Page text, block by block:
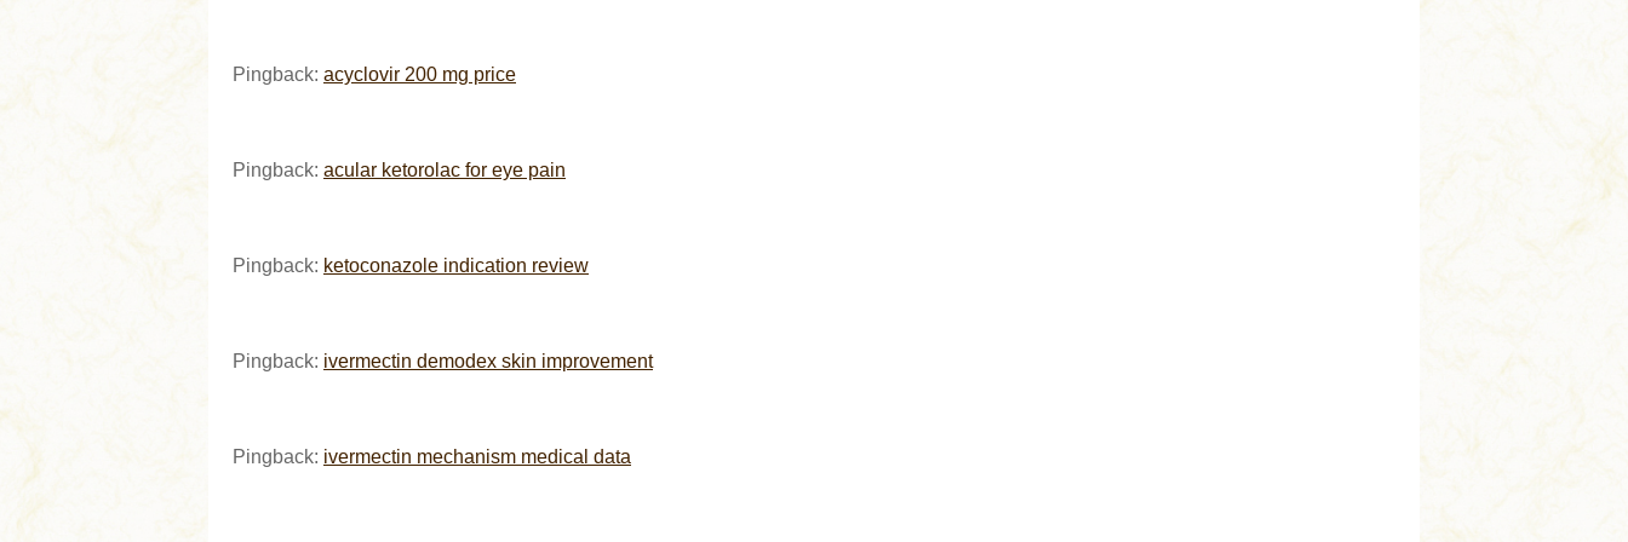
Pingback: acyclovir 200 mg price
Pingback: acular ketorolac for eye pain
Pingback: ketoconazole indication review
Pingback: ivermectin demodex skin improvement
Pingback: ivermectin mechanism medical data